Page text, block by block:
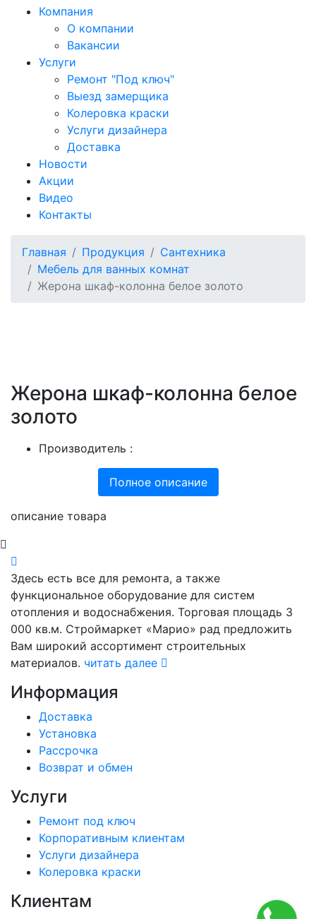
Компания
О компании
Вакансии
Услуги
Ремонт "Под ключ"
Выезд замерщика
Колеровка краски
Услуги дизайнера
Доставка
Новости
Акции
Видео
Контакты
Главная Продукция
Сантехника
Мебель для ванных комнат
Жерона шкаф-колонна белое золото
Жерона шкаф-колонна белое
золото
Производитель :
Полное описание
описание товара
Здесь есть все для ремонта, а также
функциональное оборудование для систем
отопления и водоснабжения. Торговая площадь 3
000 кв.м. Строймаркет «Марио» рад предложить
Вам широкий ассортимент строительных
материалов. читать далее
Информация
Доставка
Установка
Рассрочка
Возврат и обмен
Услуги
Ремонт под ключ
Корпоративным клиентам
Услуги дизайнера
Колеровка краски
Клиентам